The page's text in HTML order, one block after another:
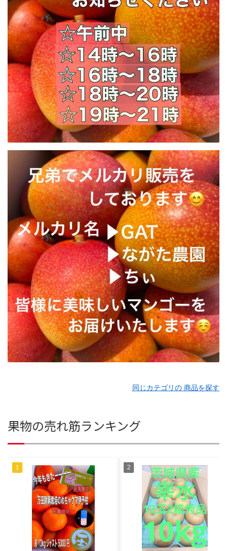
同じカテゴリの 商品を探す
果物の売れ筋ランキング